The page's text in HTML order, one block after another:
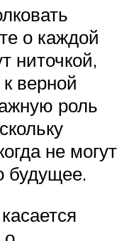
о каждой
ниточкой,
верной
роль
не могут
будущее.